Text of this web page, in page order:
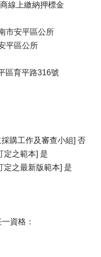
線上繳納押標金
市安平區公所
平區公所
區育平路316號
購工作及審查小組] 否
定之範本] 是
定之最新版範本] 是
資格：